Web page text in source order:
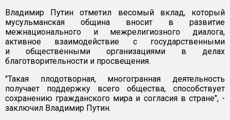
Владимир Путин отметил весомый вклад, который
мусульманская община вносит в развитие
межнационального и межрелигиозного диалога,
активное взаимодействие с государственными
и общественными организациями в делах
благотворительности и просвещения.
"Такая плодотворная, многогранная деятельность
получает поддержку всего общества, способствует
сохранению гражданского мира и согласия в стране", -
заключил Владимир Путин.